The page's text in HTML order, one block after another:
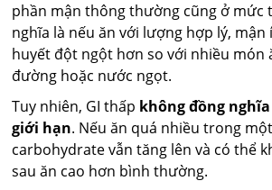
phần mận thông thường cũng ở mức
nghĩa là nếu ăn với lượng hợp lý,
huyết đột ngột hơn so với nhiều món
đường hoặc nước ngọt.
Tuy nhiên, GI thấp không đồng
giới hạn. Nếu ăn quá nhiều trong
carbohydrate vẫn tăng lên và có thể
sau ăn cao hơn bình thường.